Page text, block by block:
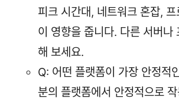
피크 시간대, 네트워크 혼잡,
이 영향을 줍니다. 다른 서버나
해 보세요.
Q: 어떤 플랫폼이 가장 안정적
분의 플랫폼에서 안정적으로